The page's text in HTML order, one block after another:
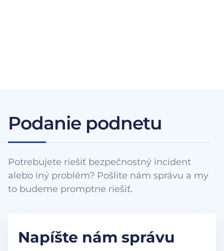
Podanie podnetu
Potrebujete riešiť bezpečnostný incident
alebo iný problém? Pošlite nám správu a my
to budeme promptne riešiť.
Napíšte nám správu